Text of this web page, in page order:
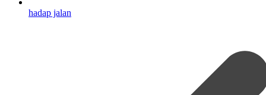
hadap jalan